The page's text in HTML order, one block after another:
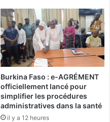
Burkina Faso : e-AGRÉMENT
officiellement lancé pour
simplifier les procédures
administratives dans la santé
il y a 12 heures